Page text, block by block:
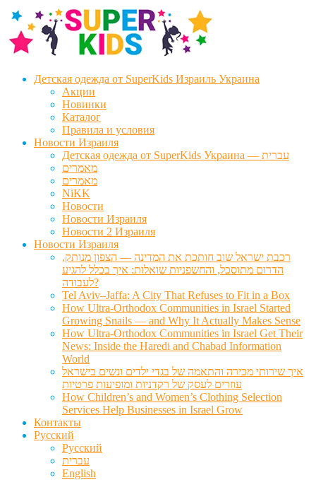
Перейти
навигации
Перейти
содержимому
Детская одежда от SuperKids Израиль Украина
Акции
Новинки
Каталог
Правила и условия
Новости Израиля
Детская одежда от SuperKids Украина — עברית
מאמרים
מאמרים
NiKK
Новости
Новости Израиля
Новости 2 Израиля
Новости Израиля
רכבת ישראל שוב חותכת את המדינה — הצפון מנותק,
הדרום מתוסכל, והחשפניות שואלות: איך בכלל להגיע
לעבודה?
Tel Aviv–Jaffa: A City That Refuses to Fit in a Box
How Ultra-Orthodox Communities in Israel Started
Growing Snails — and Why It Actually Makes Sense
How Ultra-Orthodox Communities in Israel Get Their
News: Inside the Haredi and Chabad Information
World
איך שירותי מכירה והתאמה של בגדי ילדים ונשים בישראל
עוזרים לעסק של רקדניות ומופיעות פרטיות
How Children’s and Women’s Clothing Selection
Services Help Businesses in Israel Grow
Контакты
Русский
Русский
עברית
English